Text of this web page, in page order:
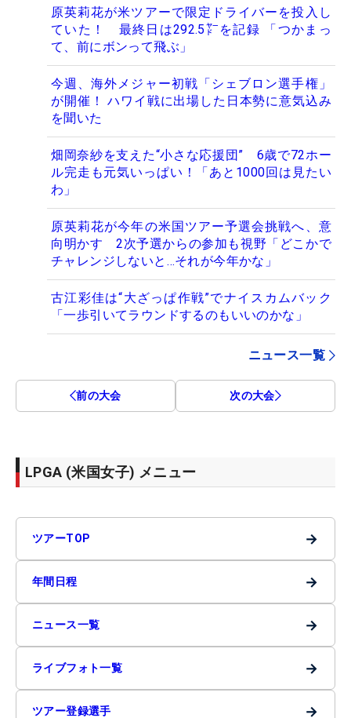
原英莉花が米ツアーで限定ドライバーを投入し
ていた！ 最終日は292.5㍎を記録 「つかまっ
て、前にボンって飛ぶ」
今週、海外メジャー初戦「シェブロン選手権」
が開催！ ハワイ戦に出場した日本勢に意気込み
を聞いた
畑岡奈紗を支えた“小さな応援団” 6歳で72ホー
ル完走も元気いっぱい！「あと1000回は見たい
わ」
原英莉花が今年の米国ツアー予選会挑戦へ、意
向明かす 2次予選からの参加も視野「どこかで
チャレンジしないと…それが今年かな」
古江彩佳は“大ざっぱ作戦”でナイスカムバック
「一歩引いてラウンドするのもいいのかな」
ニュース一覧
前の大会 次の大会
LPGA (米国女子) メニュー
ツアーTOP →
年間日程 →
ニュース一覧 →
ライブフォト一覧 →
ツアー登録選手 →